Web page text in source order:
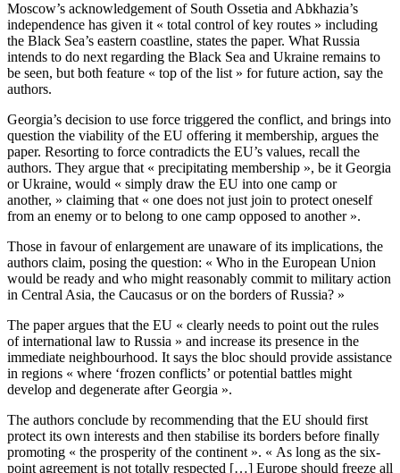
Moscow’s acknowledgement of South Ossetia and Abkhazia’s
independence has given it « total control of key routes » including
the Black Sea’s eastern coastline, states the paper. What Russia
intends to do next regarding the Black Sea and Ukraine remains to
be seen, but both feature « top of the list » for future action, say the
authors.
Georgia’s decision to use force triggered the conflict, and brings into
question the viability of the EU offering it membership, argues the
paper. Resorting to force contradicts the EU’s values, recall the
authors. They argue that « precipitating membership », be it Georgia
or Ukraine, would « simply draw the EU into one camp or
another, » claiming that « one does not just join to protect oneself
from an enemy or to belong to one camp opposed to another ».
Those in favour of enlargement are unaware of its implications, the
authors claim, posing the question: « Who in the European Union
would be ready and who might reasonably commit to military action
in Central Asia, the Caucasus or on the borders of Russia? »
The paper argues that the EU « clearly needs to point out the rules
of international law to Russia » and increase its presence in the
immediate neighbourhood. It says the bloc should provide assistance
in regions « where ‘frozen conflicts’ or potential battles might
develop and degenerate after Georgia ».
The authors conclude by recommending that the EU should first
protect its own interests and then stabilise its borders before finally
promoting « the prosperity of the continent ». « As long as the six-
point agreement is not totally respected […] Europe should freeze all